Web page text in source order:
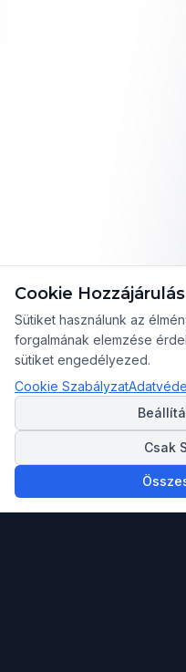
Cookie Hozzájárulás
Sütiket használunk az
forgalmának elemzése
sütiket engedélyezed.
Cookie Szabályzat
Csak